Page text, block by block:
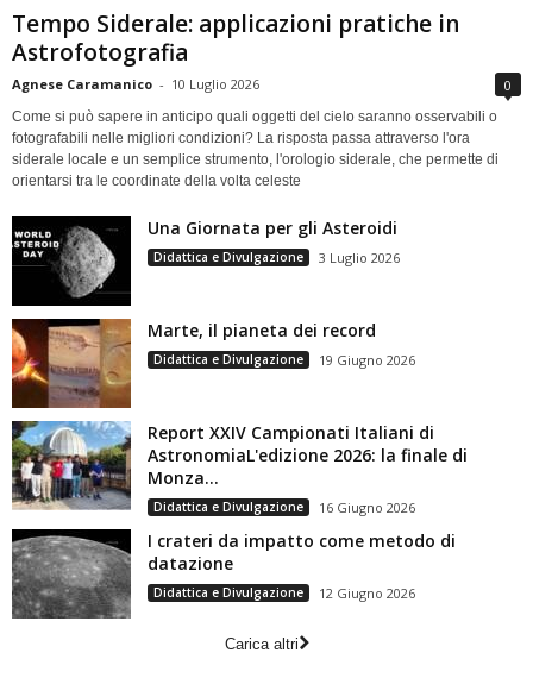
Tempo Siderale: applicazioni pratiche in
Astrofotografia
Agnese Caramanico - 10 Luglio 2026 0
Come si può sapere in anticipo quali oggetti del cielo saranno osservabili o
fotografabili nelle migliori condizioni? La risposta passa attraverso l'ora
siderale locale e un semplice strumento, l'orologio siderale, che permette di
orientarsi tra le coordinate della volta celeste
Una Giornata per gli Asteroidi
Didattica e Divulgazione 3 Luglio 2026
Marte, il pianeta dei record
Didattica e Divulgazione 19 Giugno 2026
Report XXIV Campionati Italiani di
AstronomiaL'edizione 2026: la finale di
Monza...
Didattica e Divulgazione 16 Giugno 2026
I crateri da impatto come metodo di
datazione
Didattica e Divulgazione 12 Giugno 2026
Carica altri